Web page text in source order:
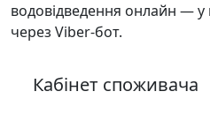
водовідведення онлайн — у
через Viber-бот.
Кабінет споживача